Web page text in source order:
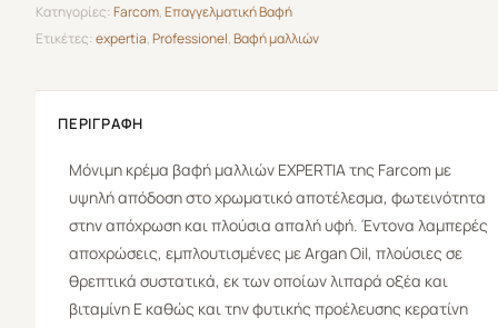
Κατηγορίες:Farcom,Επαγγελματική Βαφή
Ετικέτες:expertia,Professionel,Βαφή μαλλιών
ΠΕΡΙΓΡΑΦΉ
Μόνιμη κρέμα βαφή μαλλιών EXPERTIA της Farcom με
υψηλή απόδοση στο χρωματικό αποτέλεσμα, φωτεινότητα
στην απόχρωση και πλούσια απαλή υφή. Έντονα λαμπερές
αποχρώσεις, εμπλουτισμένες με Argan Oil, πλούσιες σε
θρεπτικά συστατικά, εκ των οποίων λιπαρά οξέα και
βιταμίνη Ε καθώς και την φυτικής προέλευσης κερατίνη